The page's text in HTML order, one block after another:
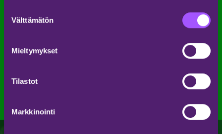
valinta
Välttämätön
Mieltymykset
Tilastot
Markkinointi